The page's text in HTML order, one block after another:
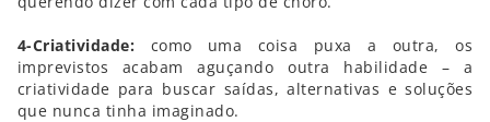
4-Criatividade: como uma coisa puxa a outra, os
imprevistos acabam aguçando outra habilidade – a
criatividade para buscar saídas, alternativas e soluções
que nunca tinha imaginado.